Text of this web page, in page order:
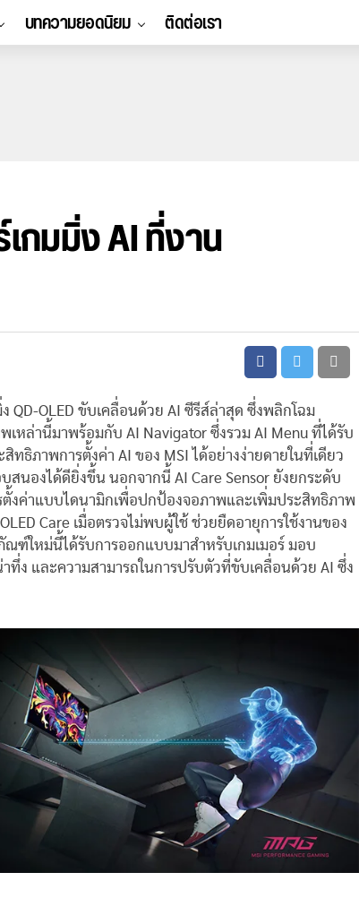
บทความยอดนิยม ติดต่อเรา
กมมิ่ง AI ที่งาน
QD-OLED ขับเคลื่อนด้วย AI ซีรีส์ล่าสุด ซึ่งพลิกโฉม
ล่านี้มาพร้อมกับ AI Navigator ซึ่งรวม AI Menu ที่ได้รับ
ทธิภาพการตั้งค่า AI ของ MSI ได้อย่างง่ายดายในที่เดียว
องได้ดียิ่งขึ้น นอกจากนี้ AI Care Sensor ยังยกระดับ
งค่าแบบไดนามิกเพื่อปกป้องจอภาพและเพิ่มประสิทธิภาพ
Care เมื่อตรวจไม่พบผู้ใช้ ช่วยยืดอายุการใช้งานของ
ใหม่นี้ได้รับการออกแบบมาสำหรับเกมเมอร์ มอบ
ง และความสามารถในการปรับตัวที่ขับเคลื่อนด้วย AI ซึ่ง